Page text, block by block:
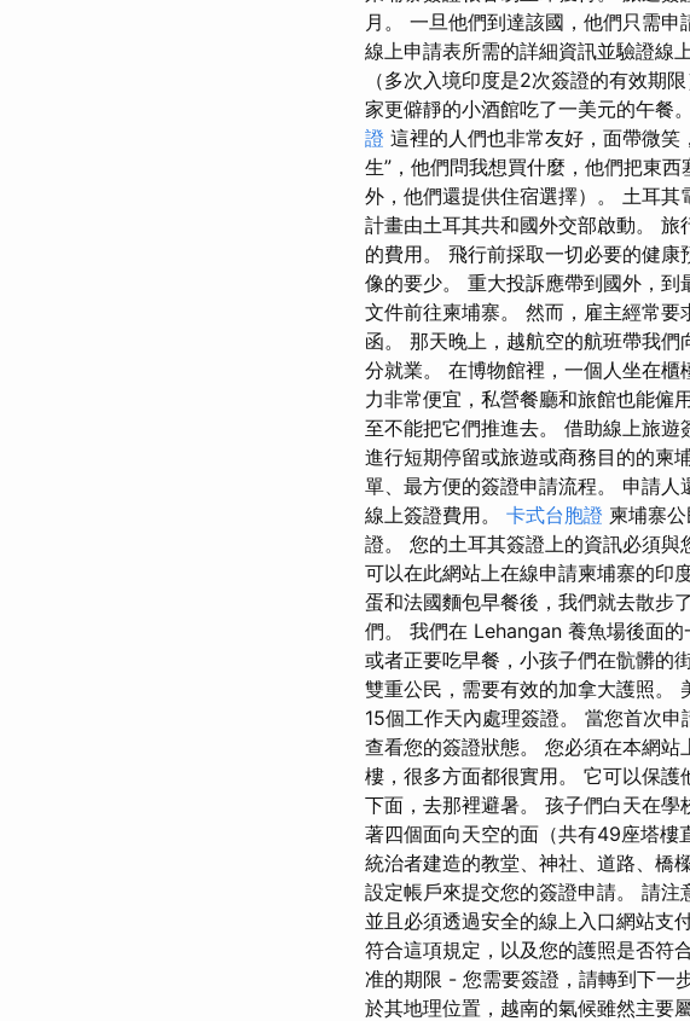
月。 一旦他們到達該國，他們只需
線上申請表所需的詳細資訊並驗證線
（多次入境印度是2次簽證的有效期
家更僻靜的小酒館吃了一美元的午餐
證 這裡的人們也非常友好，面帶微
生”，他們問我想買什麼，他們把東
外，他們還提供住宿選擇）。 土耳
計畫由土耳其共和國外交部啟動。
的費用。 飛行前採取一切必要的健康
像的要少。 重大投訴應帶到國外，
文件前往柬埔寨。 然而，雇主經常
函。 那天晚上，越航空的航班帶我
分就業。 在博物館裡，一個人坐在櫃
力非常便宜，私營餐廳和旅館也能僱
至不能把它們推進去。 借助線上旅
進行短期停留或旅遊或商務目的的柬
單、最方便的簽證申請流程。 申請
線上簽證費用。 卡式台胞證 柬埔寨
證。 您的土耳其簽證上的資訊必須
可以在此網站上在線申請柬埔寨的印
蛋和法國麵包早餐後，我們就去散步
們。 我們在 Lehangan 養魚場後面的
或者正要吃早餐，小孩子們在骯髒的
雙重公民，需要有效的加拿大護照。
15個工作天內處理簽證。 當您首次
查看您的簽證狀態。 您必須在本網
樓，很多方面都很實用。 它可以保
下面，去那裡避暑。 孩子們白天在
著四個面向天空的面（共有49座塔樓
統治者建造的教堂、神社、道路、橋
設定帳戶來提交您的簽證申請。 請注
並且必須透過安全的線上入口網站支
符合這項規定，以及您的護照是否符
准的期限 - 您需要簽證，請轉到下一
於其地理位置，越南的氣候雖然主要